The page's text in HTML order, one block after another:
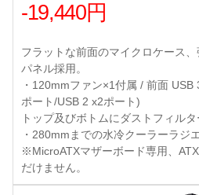
-19,440円
フラットな前面のマイクロケース
パネル採用。
・120mmファン×1付属 / 前面 USB
ポート/USB 2 x2ポート)
トップ及びボトムにダストフィル
・280mmまでの水冷クーラーラジ
※MicroATXマザーボード専用、
だけません。